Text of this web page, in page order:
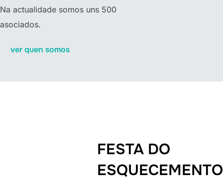
Na actualidade somos uns 500
asociados.
ver quen somos
FESTA DO
ESQUECEMENTO